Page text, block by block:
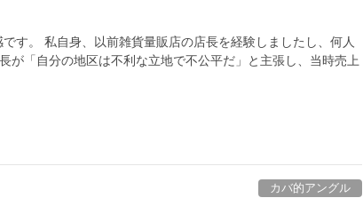
す。 私自身、以前雑貨量販店の店長を経験しましたし、何人
が「自分の地区は不利な立地で不公平だ」と主張し、当時売上
カバ的アングル